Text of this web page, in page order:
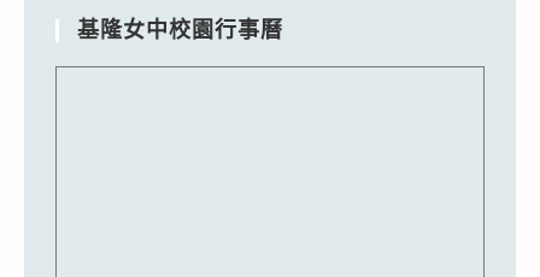
基隆女中校園行事曆